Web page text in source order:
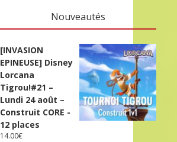
Nouveautés
[INVASION
EPINEUSE] Disney
Lorcana
Tigrou!#21 –
Lundi 24 août –
Construit CORE -
12 places
14.00€